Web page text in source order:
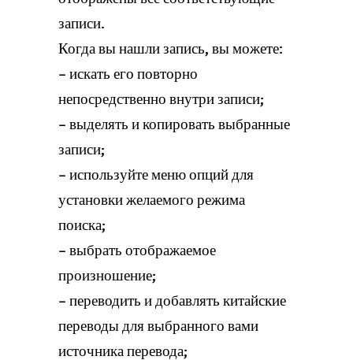
записи.
Когда вы нашли запись, вы можете:
– искать его повторно
непосредственно внутри записи;
– выделять и копировать выбранные
записи;
– используйте меню опций для
установки желаемого режима
поиска;
– выбрать отображаемое
произношение;
– переводить и добавлять китайские
переводы для выбранного вами
источника перевода;